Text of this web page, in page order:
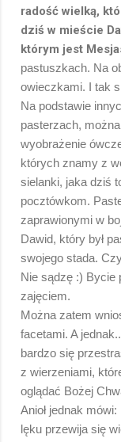
radość wielką,
dziś w mieście
którym jest
pastuszkach. Na
owieczkami. I tak
Na podstawie
pasterzach,
wyobrażenie
których znamy z
sielanki, jaka dziś
pocztówkom.
zaprawionymi w
Dawid, który był
swojego stada.
Nie sądzę :) Bycie
zajęciem.
Można zatem
facetami. A
bardzo się
z wierzeniami,
oglądać Bożej
Anioł jednak
lęku przewija się